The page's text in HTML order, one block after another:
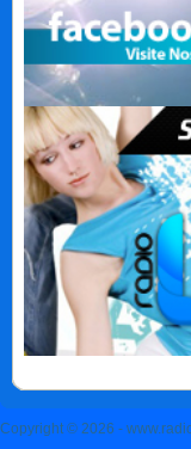
Copyright © 2026 -